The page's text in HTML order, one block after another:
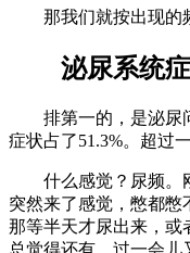
那我们就按出现的频
泌尿系统
排第一的，是泌尿问
症状占了51.3%。超过
什么感觉？尿频。刚
突然来了感觉，憋都憋
那等半天才尿出来，或
总觉得还有，过一会儿